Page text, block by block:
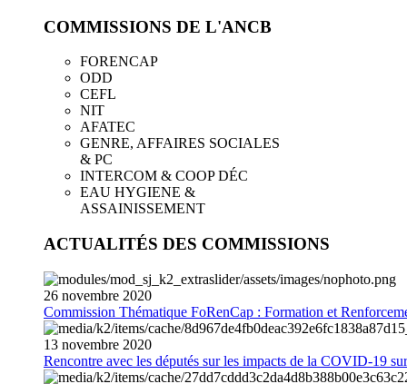
COMMISSIONS DE L'ANCB
FORENCAP
ODD
CEFL
NIT
AFATEC
GENRE, AFFAIRES SOCIALES
& PC
INTERCOM & COOP DÉC
EAU HYGIENE &
ASSAINISSEMENT
ACTUALITÉS DES COMMISSIONS
26 novembre 2020
Commission Thématique FoRenCap : Formation et
13 novembre 2020
Rencontre avec les députés sur les impacts de la COVID-19